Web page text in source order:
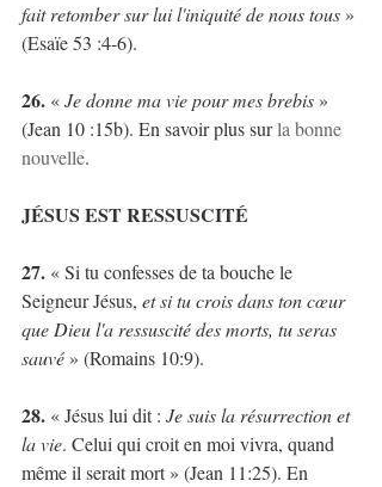
fait retomber sur lui l'iniquité de nous tous »
(Esaïe 53 :4-6).
26. « Je donne ma vie pour mes brebis »
(Jean 10 :15b). En savoir plus sur la bonne
nouvelle.
JÉSUS EST RESSUSCITÉ
27. « Si tu confesses de ta bouche le
Seigneur Jésus, et si tu crois dans ton cœur
que Dieu l'a ressuscité des morts, tu seras
sauvé » (Romains 10:9).
28. « Jésus lui dit : Je suis la résurrection et
la vie. Celui qui croit en moi vivra, quand
même il serait mort » (Jean 11:25). En